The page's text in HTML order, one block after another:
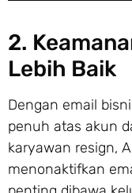
2.
Lebih Baik
Dengan email
penuh atas akun
karyawan resign,
menonaktifkan